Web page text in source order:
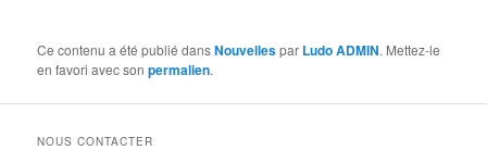
Ce contenu a été publié dansNouvellespar Ludo ADMIN. Mettez-le
en favori avec sonpermalien.
NOUS CONTACTER